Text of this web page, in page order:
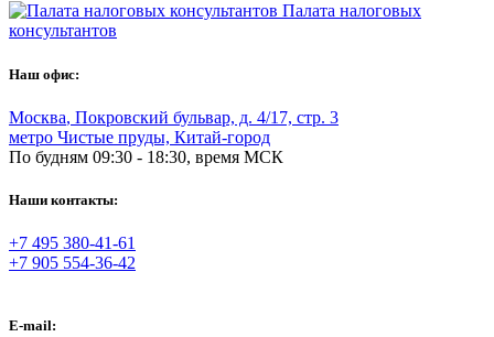
Палата налоговых
консультантов
Наш офис:
Москва, Покровский бульвар, д. 4/17, стр. 3
метро Чистые пруды, Китай-город
По будням 09:30 - 18:30, время МСК
Наши контакты:
+7 495 380-41-61
+7 905 554-36-42
E-mail: